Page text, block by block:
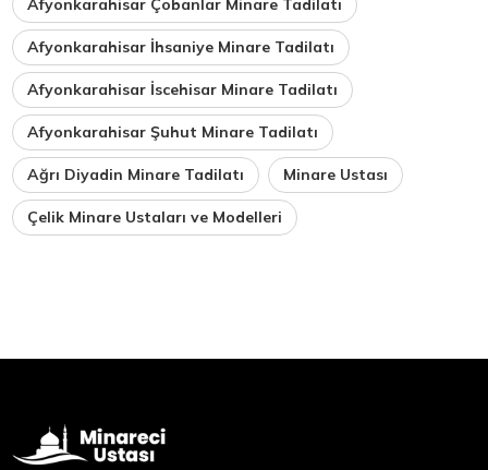
Afyonkarahisar Çobanlar Minare Tadilatı
Afyonkarahisar İhsaniye Minare Tadilatı
Afyonkarahisar İscehisar Minare Tadilatı
Afyonkarahisar Şuhut Minare Tadilatı
Ağrı Diyadin Minare Tadilatı Minare Ustası
Çelik Minare Ustaları ve Modelleri